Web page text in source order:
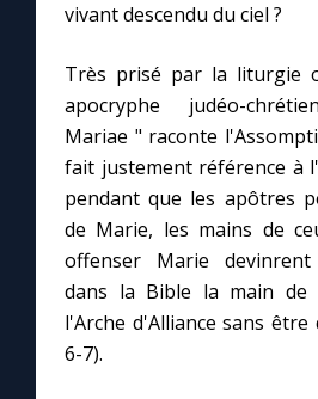
vivant descendu du ciel ?
Très prisé par la liturgie
apocryphe judéo-
Mariae " raconte
fait justement référence à
pendant que les apôtres
de Marie, les mains de
offenser Marie devinrent
dans la Bible la main de
l'Arche d'Alliance sans être
6-7).